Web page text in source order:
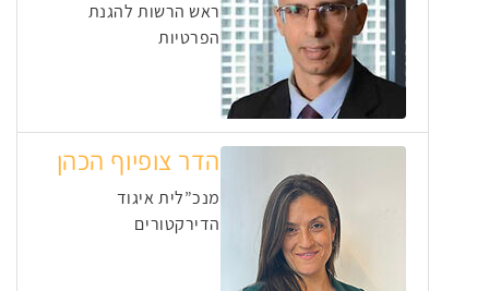
ראש הרשות להגנת
הפרטיות
הדר צופיוף הכהן
מנכ”לית איגוד
הדירקטורים